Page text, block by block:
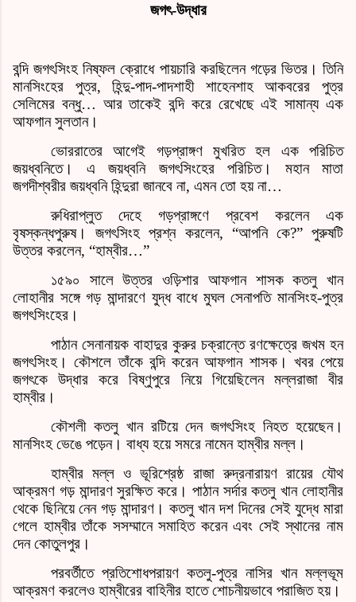
জগৎ-উদ্ধার
বন্দি জগৎসিংহ নিষ্ফল ক্রোধে পায়চারি করছিলেন গড়ের ভিতর। তিনি
মানসিংহের পুত্র,হিন্দু-পাদ-পাদশাহী শাহেনশাহ আকবরের পুত্র
সেলিমের বন্ধু… আর তাকেই বন্দি করে রেখেছে এই সামান্য এক
আফগান সুলতান।
ভোররাতের আগেই গড়প্রাঙ্গণ মুখরিত হল এক পরিচিত
জয়ধ্বনিতে। এ জয়ধ্বনি জগৎসিংহের পরিচিত। মহান মাতা
জগদীশ্বরীর জয়ধ্বনি হিন্দুরা জানবে না, এমন তো হয় না…
রুধিরাপ্লুত দেহে গড়প্রাঙ্গণে প্রবেশ করলেন এক
বৃষস্কন্ধপুরুষ। জগৎসিংহ প্রশ্ন করলেন, “আপনি কে?”পুরুষটি
উত্তর করলেন, “হাম্বীর…”
১৫৯০ সালে উত্তর ওড়িশার আফগান শাসক কতলু খান
লোহানীর সঙ্গে গড় মান্দারণে যুদ্ধ বাধে মুঘল সেনাপতি মানসিংহ-পুত্র
জগৎসিংহের।
পাঠান সেনানায়ক বাহাদুর কুরুর চক্রান্তে রণক্ষেত্রে জখম হন
জগৎসিংহ। কৌশলে তাঁকে বন্দি করেন আফগান শাসক। খবর পেয়ে
জগৎকে উদ্ধার করে বিষ্ণুপুরে নিয়ে গিয়েছিলেন মল্লরাজা বীর
হাম্বীর।
কৌশলী কতলু খান রটিয়ে দেন জগৎসিংহ নিহত হয়েছেন।
মানসিংহ ভেঙে পড়েন। বাধ্য হয়ে সমরে নামেন হাম্বীর মল্ল।
হাম্বীর মল্ল ও ভূরিশ্রেষ্ঠ রাজা রুদ্রনারায়ণ রায়ের যৌথ
আক্রমণ গড় মান্দারণ সুরক্ষিত করে। পাঠান সর্দার কতলু খান লোহানীর
থেকে ছিনিয়ে নেন গড় মান্দারণ। কতলু খান দশ দিনের সেই যুদ্ধে মারা
গেলে হাম্বীর তাঁকে সসম্মানে সমাহিত করেন এবং সেই স্থানের নাম
দেন কোতুলপুর।
পরবর্তীতে প্রতিশোধপরায়ণ কতলু-পুত্র নাসির খান মল্লভূম
আক্রমণ করলেও হাম্বীরের বাহিনীর হাতে শোচনীয়ভাবে পরাজিত হয়।